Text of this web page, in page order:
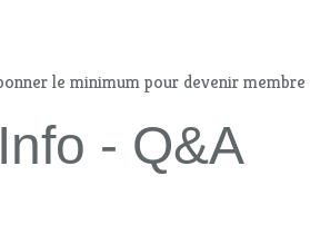
le minimum pour devenir membre
- Q&A